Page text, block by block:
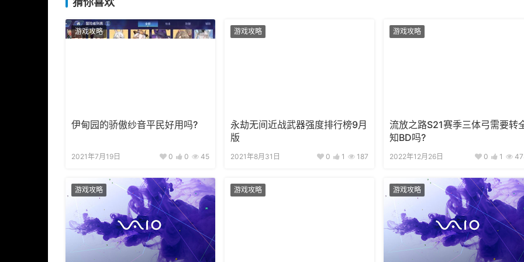
游戏攻略
伊甸园的骄傲纱音平民好用吗?
2021年7月19日 0 0 45
游戏攻略
永劫无间近战武器强度排行榜9月
版
2021年8月31日 0 1 187
游戏攻略
流放之路S21赛季三体弓需要转
知BD吗?
2022年12月26日 0 1
游戏攻略 游戏攻略 游戏攻略